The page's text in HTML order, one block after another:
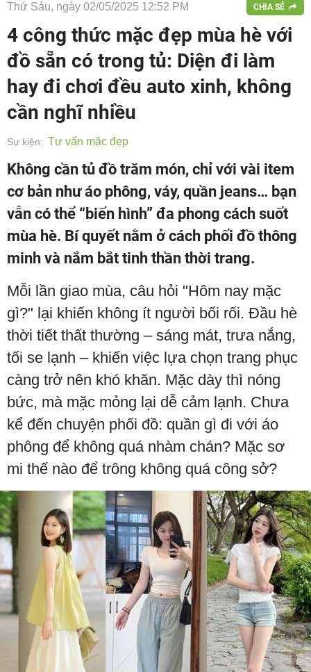
Thứ Sáu, ngày 02/05/2025 12:52 PM CHIA SẺ
4 công thức mặc đẹp mùa hè với
đồ sẵn có trong tủ: Diện đi làm
hay đi chơi đều auto xinh, không
cần nghĩ nhiều
Sự kiện: Tư vấn mặc đẹp
Không cần tủ đồ trăm món, chỉ với vài item
cơ bản như áo phông, váy, quần jeans… bạn
vẫn có thể “biến hình” đa phong cách suốt
mùa hè. Bí quyết nằm ở cách phối đồ thông
minh và nắm bắt tinh thần thời trang.
Mỗi lần giao mùa, câu hỏi "Hôm nay mặc
gì?" lại khiến không ít người bối rối. Đầu hè
thời tiết thất thường – sáng mát, trưa nắng,
tối se lạnh – khiến việc lựa chọn trang phục
càng trở nên khó khăn. Mặc dày thì nóng
bức, mà mặc mỏng lại dễ cảm lạnh. Chưa
kể đến chuyện phối đồ: quần gì đi với áo
phông để không quá nhàm chán? Mặc sơ
mi thế nào để trông không quá công sở?